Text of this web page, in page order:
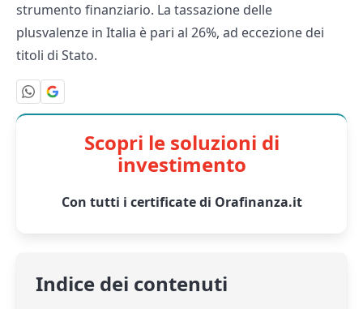
strumento finanziario. La tassazione delle
plusvalenze in Italia è pari al 26%, ad eccezione dei
titoli di Stato.
Scopri le soluzioni di
investimento
Con tutti i certificate di Orafinanza.it
Indice dei contenuti